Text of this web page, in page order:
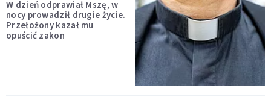
W dzień odprawiał Mszę, w
nocy prowadził drugie życie.
Przełożony kazał mu
opuścić zakon